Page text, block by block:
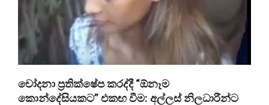
චෝදනා ප්‍රතික්ෂේප කරද්දී “ඕනෑම
කොන්දේසියකට” එකඟ වීම: අල්ලස් නිලධාරීන්ට